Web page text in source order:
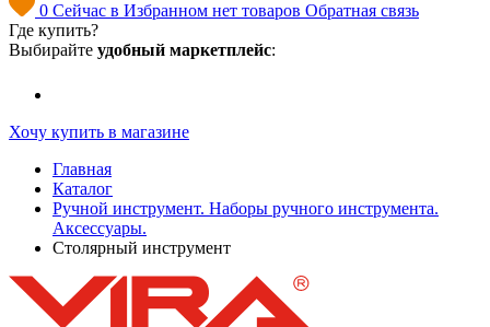
0 Сейчас в Избранном нет товаров Обратная связь
Где купить?
Выбирайте удобный маркетплейс:
Хочу купить в магазине
Главная
Каталог
Ручной инструмент. Наборы ручного инструмента.
Аксессуары.
Столярный инструмент